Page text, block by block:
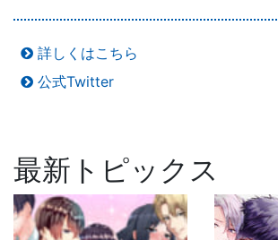
詳しくはこちら
公式Twitter
最新トピックス